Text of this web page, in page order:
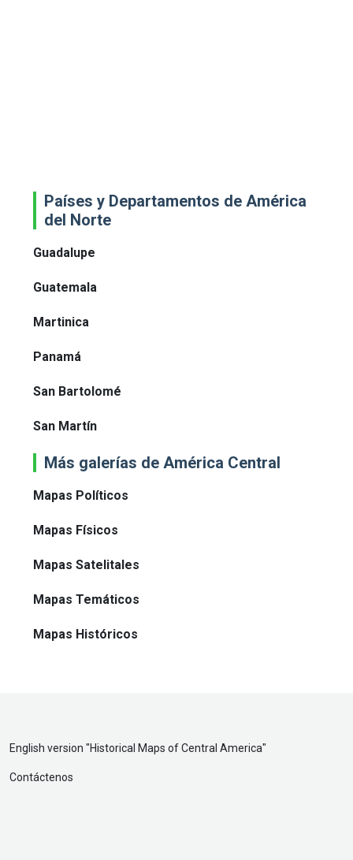
Países y Departamentos de América
del Norte
Guadalupe
Guatemala
Martinica
Panamá
San Bartolomé
San Martín
Más galerías de América Central
Mapas Políticos
Mapas Físicos
Mapas Satelitales
Mapas Temáticos
Mapas Históricos
English version "Historical Maps of Central America"
Contáctenos